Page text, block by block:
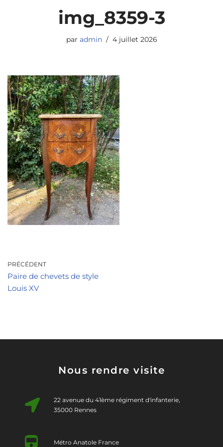
img_8359-3
par admin 4 juillet 2026
PRÉCÉDENT
Paire de chevets de style
Louis XV
Nous rendre visite
22 avenue du 41ème régiment d'infanterie,
35000 Rennes
Métro Anatole France